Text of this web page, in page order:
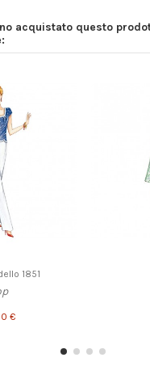
acquistato questo
1851
€